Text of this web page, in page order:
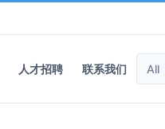
人才招聘 联系我们